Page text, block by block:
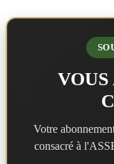
VOUS
Votre
consacré à